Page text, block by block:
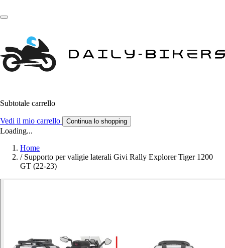
Subtotale carrello
Vedi il mio carrello Continua lo shopping
Loading...
Home
/ Supporto per valigie laterali Givi Rally Explorer Tiger 1200
GT (22-23)